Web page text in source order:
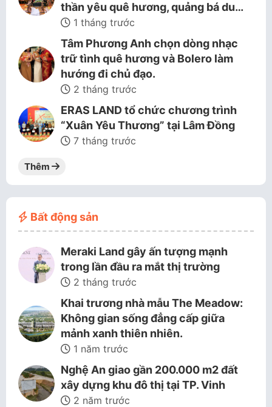
thần yêu quê hương, quảng bá du…
1 tháng trước
Tâm Phương Anh chọn dòng nhạc
trữ tình quê hương và Bolero làm
hướng đi chủ đạo.
2 tháng trước
ERAS LAND tổ chức chương trình
“Xuân Yêu Thương” tại Lâm Đồng
7 tháng trước
Thêm
Bất động sản
Meraki Land gây ấn tượng mạnh
trong lần đầu ra mắt thị trường
2 tháng trước
Khai trương nhà mẫu The Meadow:
Không gian sống đẳng cấp giữa
mảnh xanh thiên nhiên.
1 năm trước
Nghệ An giao gần 200.000 m2 đất
xây dựng khu đô thị tại TP. Vinh
2 năm trước